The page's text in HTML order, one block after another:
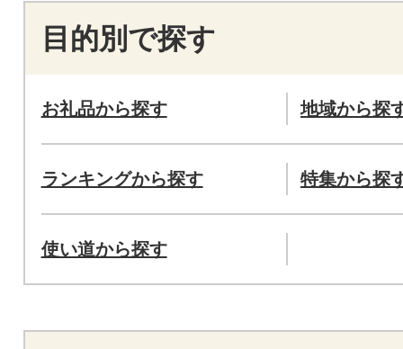
目的別で探す
お礼品から探す 地域から探
ランキングから探す 特集から探
使い道から探す